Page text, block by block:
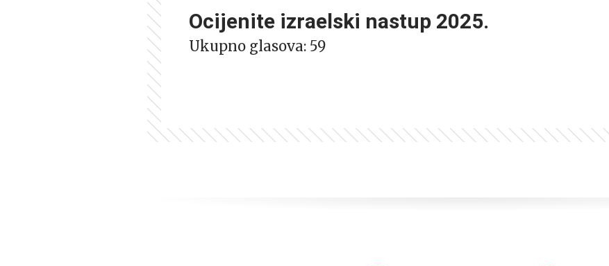
Ocijenite izraelski nastup 2025.
Ukupno glasova: 59